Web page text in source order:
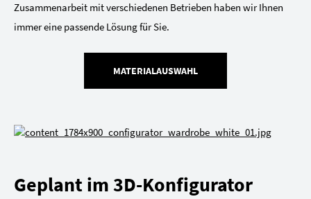
Zusammenarbeit mit verschiedenen Betrieben haben wir Ihnen
immer eine passende Lösung für Sie.
MATERIALAUSWAHL
Geplant im 3D-Konfigurator